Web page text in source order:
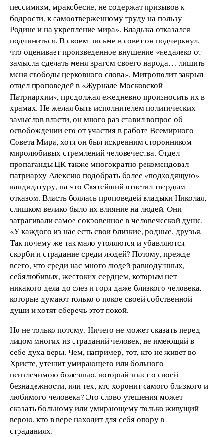
пессимизм, мракобесие, не содержат призывов к
бодрости, к самоотверженному труду на пользу
Родине и на укрепление мира». Владыка отказался
подчиниться. В своем письме в совет он подчеркнул,
что оценивает произведенное внушение «недалеко от
замысла сделать меня врагом своего народа… лишить
меня свободы церковного слова». Митрополит закрыл
отдел проповедей в «Журнале Московской
Патриархии», продолжая ежедневно произносить их в
храмах. Не желая быть исполнителем политических
замыслов власти, он много раз ставил вопрос об
освобождении его от участия в работе Всемирного
Совета Мира, хотя он был искренним сторонником
миролюбивых стремлений человечества. Отдел
пропаганды ЦК также многократно рекомендовал
патриарху Алексию подобрать более «подходящую»
кандидатуру, на что Святейший ответил твердым
отказом. Власть боялась проповедей владыки Николая,
слишком велико было их влияние на людей. Они
затрагивали самое сокровенное в человеческой душе.
«У каждого из нас есть свои близкие, родные, друзья.
Так почему же так мало утоляются и убавляются
скорби и страдание среди людей? Потому, прежде
всего, что среди нас много людей равнодушных,
себялюбивых, жестоких сердцем, которым нет
никакого дела до слез и горя даже близкого человека,
которые думают только о покое своей собственной
души и хотят сберечь этот покой.
Но не только потому. Ничего не может сказать перед
лицом многих из страданий человек, не имеющий в
себе духа веры. Чем, например, тот, кто не живет во
Христе, утешит умирающего или больного
неизлечимою болезнью, который знает о своей
безнадежности, или тех, кто хоронит самого близкого и
любимого человека? Это слово утешения может
сказать больному или умирающему только живущий
верою, кто в вере находит для себя опору в
страданиях.